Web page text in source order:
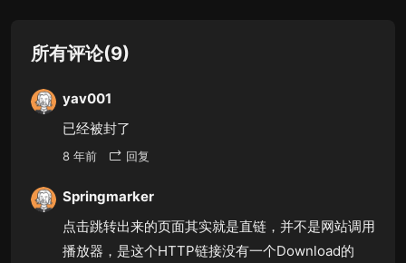
所有评论(9)
yav001
已经被封了
8 年前 回复
Springmarker
点击跳转出来的页面其实就是直链，并不是网站调用
播放器，是这个HTTP链接没有一个Download的